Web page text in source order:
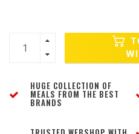
HUGE COLLECTION OF
MEALS FROM THE BEST
BRANDS